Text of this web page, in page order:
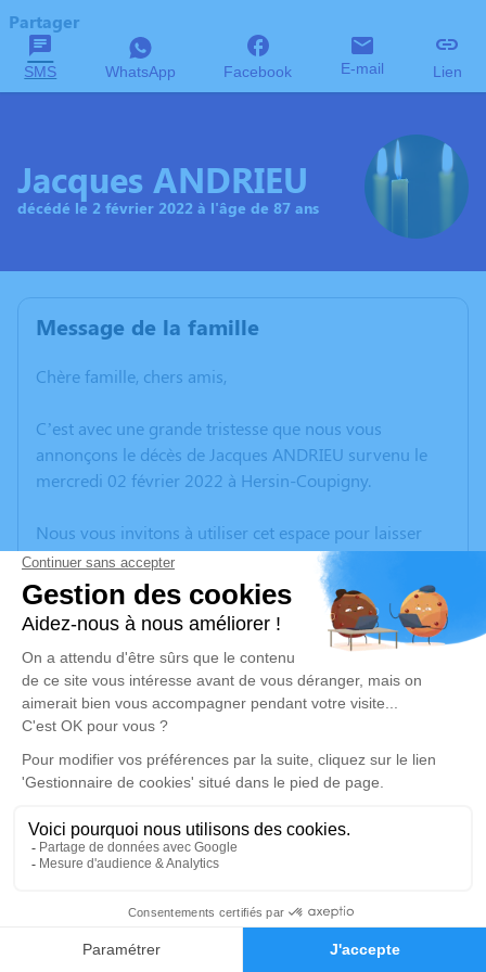
Faire-part Hommages
Partager
SMS WhatsApp Facebook E-mail Lien
Jacques ANDRIEU
décédé le 2 février 2022 à l'âge de 87 ans
Message de la famille
Chère famille, chers amis,
C’est avec une grande tristesse que nous vous
annonçons le décès de Jacques ANDRIEU survenu le
mercredi 02 février 2022 à Hersin-Coupigny.
Nous vous invitons à utiliser cet espace pour laisser
vos condoléances, partager des photos souvenirs, une
anecdote ou exprimer vos pensées à travers des
poèmes ou des textes. Cet endroit est un lieu
d'expression dédié à honorer la mémoire de Jacques
ANDRIEU.
Un service de plantation d’arbre hommage est
disponible ici.
Je rends hommage
Cérémonie religieuse
Eglise St Martin d'Hersin-Coupigny
62530 Hersin-Coupigny